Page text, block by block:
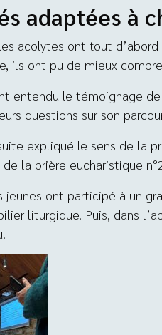
adaptées à
acolytes ont tout
ils ont pu de mieux
entendu le témoignage
questions sur son
expliqué le sens de la
la prière eucharistique
jeunes ont participé à un
liturgique. Puis, dans